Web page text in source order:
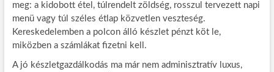
meg: a kidobott étel, túlrendelt zöldség, rosszul tervezett napi
menü vagy túl széles étlap közvetlen veszteség.
Kereskedelemben a polcon álló készlet pénzt köt le,
miközben a számlákat fizetni kell.
A jó készletgazdálkodás ma már nem adminisztratív luxus,